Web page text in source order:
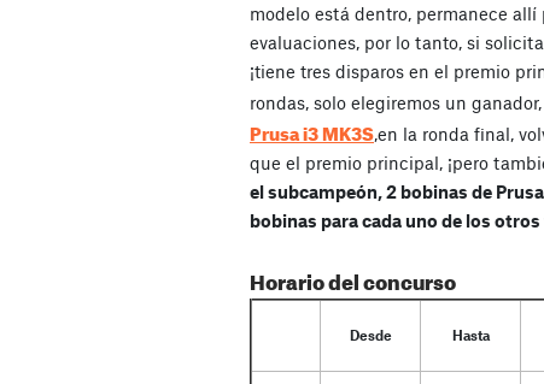
modelo está dentro, permanece allí
evaluaciones, por lo tanto, si
¡tiene tres disparos en el premio
rondas, solo elegiremos un
Prusa i3 MK3S,en la ronda final,
que el premio principal, ¡pero
el subcampeón, 2 bobinas de
bobinas para cada uno de los
Horario del concurso
Desde Hasta